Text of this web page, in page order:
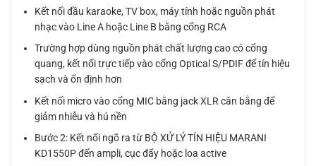
Kết nối đầu karaoke, TV box, máy tính hoặc nguồn phát
nhạc vào Line A hoặc Line B bằng cổng RCA
Trường hợp dùng nguồn phát chất lượng cao có cổng
quang, kết nối trực tiếp vào cổng Optical S/PDIF để tín hiệu
sạch và ổn định hơn
Kết nối micro vào cổng MIC bằng jack XLR cân bằng để
giảm nhiễu và hú nền
Bước 2: Kết nối ngõ ra từ BỘ XỬ LÝ TÍN HIỆU MARANI
KD1550P đến ampli, cục đẩy hoặc loa active